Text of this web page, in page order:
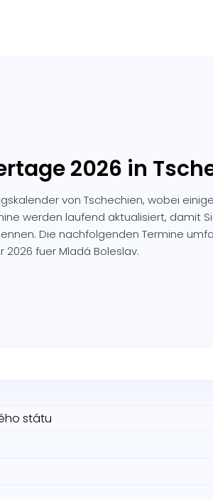
2026 in
von Tschechien, wobei
werden laufend aktualisiert, damit
Die nachfolgenden Termine
fuer Mladá Boleslav.
státu